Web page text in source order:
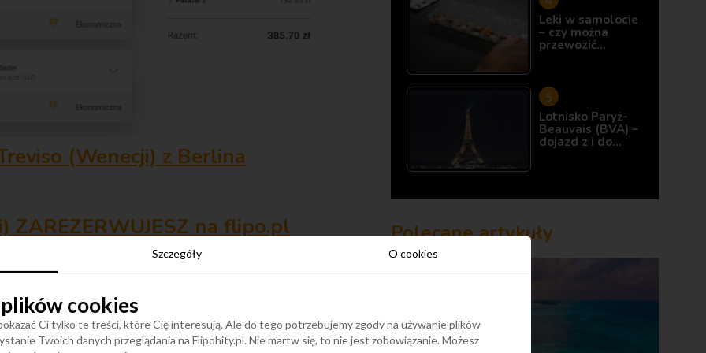
(Wenecji) z Berlina
ZAREZERWUJESZ na flipo.pl
fotelem. Przy rezerwacji na flipo.pl można
i bagaż rejestrowany.
Leki w samolocie
– czy można
przewozić…
Lotnisko Paryż-
Beauvais (BVA) –
dojazd z i do…
Polecane artykuły
Szczegóły O cookies
cookies
Ci tylko te treści, które Cię interesują. Ale do tego potrzebujemy zgody na używanie plików
Twoich danych przeglądania na Flipohity.pl. Nie martw się, to nie jest zobowiązanie. Możesz